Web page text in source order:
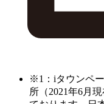
※1：iタウンペ
所（2021年6月